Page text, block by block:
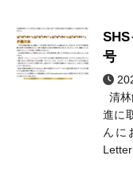
号
清
進に
んに